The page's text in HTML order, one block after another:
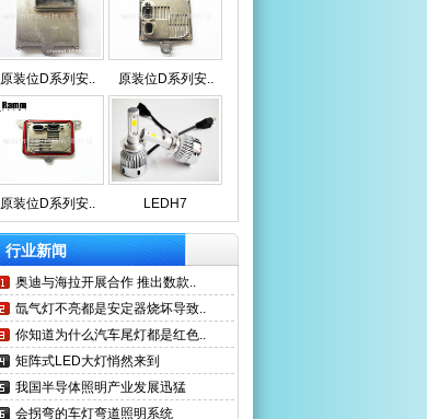
原装位D系列安.. 原装位D系列安..
原装位D系列安.. LEDH7
行业新闻
奥迪与海拉开展合作 推出数款..
氙气灯不亮都是安定器烧坏导致..
你知道为什么汽车尾灯都是红色..
矩阵式LED大灯悄然来到
我国半导体照明产业发展迅猛
会拐弯的车灯弯道照明系统